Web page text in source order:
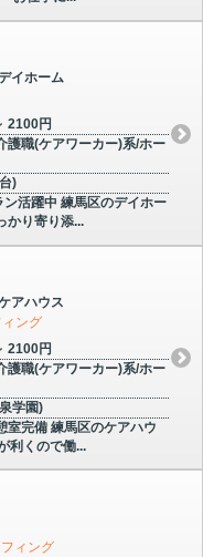
イホーム
2100円
護職(ケアワーカー)系/ホー
)
活躍中 練馬区のデイホー
かり寄り添...
アハウス
ング
2100円
護職(ケアワーカー)系/ホー
学園)
室完備 練馬区のケアハウ
くので働...
ィング